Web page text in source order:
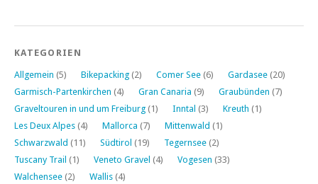
KATEGORIEN
Allgemein (5) Bikepacking (2) Comer See (6) Gardasee (20)
Garmisch-Partenkirchen (4) Gran Canaria (9) Graubünden (7)
Graveltouren in und um Freiburg (1) Inntal (3) Kreuth (1)
Les Deux Alpes (4) Mallorca (7) Mittenwald (1)
Schwarzwald (11) Südtirol (19) Tegernsee (2)
Tuscany Trail (1) Veneto Gravel (4) Vogesen (33)
Walchensee (2) Wallis (4)